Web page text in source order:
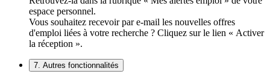
espace personnel.
Vous souhaitez recevoir par e-mail les nouvelles offres
d'emploi liées à votre recherche ? Cliquez sur le lien « Activer
la réception ».
7. Autres fonctionnalités